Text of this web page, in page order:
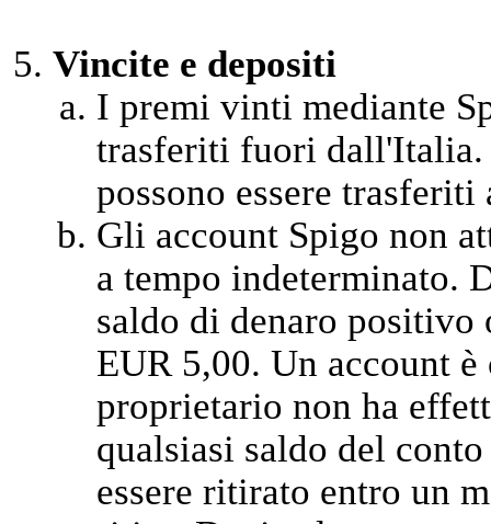
Vincite e depositi
I premi vinti mediante
trasferiti fuori dall'Italia.
possono essere
Gli account Spigo non
a tempo indeterminato.
saldo di denaro positivo
EUR 5,00. Un account
proprietario non ha
qualsiasi saldo del
essere ritirato entro un